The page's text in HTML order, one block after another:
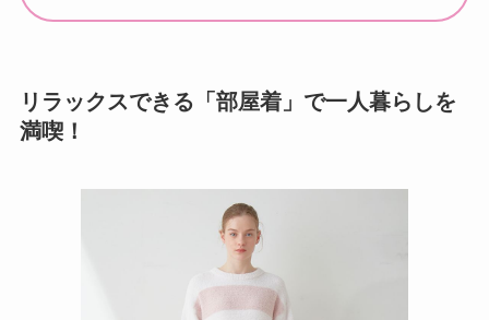
リラックスできる「部屋着」で一人暮らしを
満喫！